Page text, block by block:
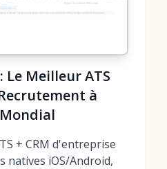
Le Meilleur ATS
à
+ CRM d'entreprise
natives iOS/Android,